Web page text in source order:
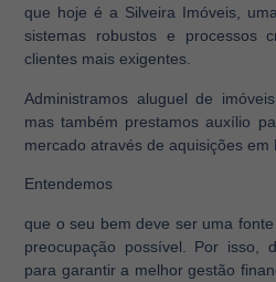
que hoje é a Silveira Imóveis,
sistemas robustos e processos
clientes mais exigentes.
Administramos aluguel de
mas também prestamos auxílio
mercado através de aquisições em
Entendemos
que o seu bem deve ser uma
preocupação possível. Por isso,
para garantir a melhor gestão